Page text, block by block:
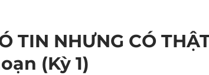
TIN NHƯNG CÓ
(Kỳ 1)